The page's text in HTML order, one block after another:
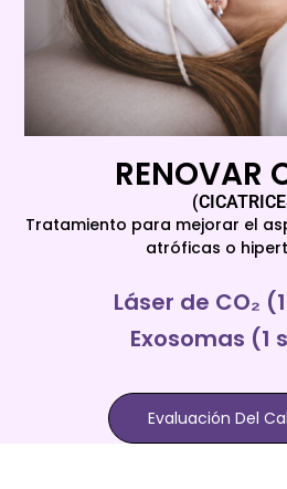
RENOVAR
Tratamiento para mejorar el
atróficas o
Láser de CO₂
Exosomas (1
Evaluación Del